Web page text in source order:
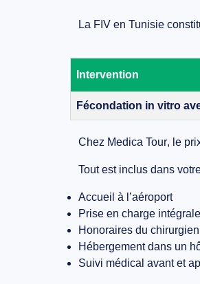
La FIV en Tunisie
Intervention
Fécondation in vitro
Chez Medica Tour, le
Tout est inclus dans
Accueil à l’aéroport
Prise en charge
Honoraires du
Hébergement dans un
Suivi médical avant et